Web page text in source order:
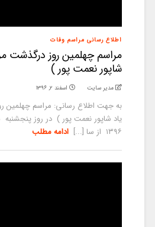
اطلاع رسانی مراسم وفات
مراسم چهلمین روز درگذشت
شاپور نعمت پور )
مدیر سایت اسفند ۲, ۱۳۹۶
به جهت اطلاع رسانی: مراسم چهلمین
۱۳۹۶ از سا [...]
ادامه مطلب